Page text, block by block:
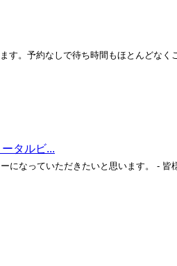
。予約なしで待ち時間もほとんどなく
タルビ...
なっていただきたいと思います。 - 皆